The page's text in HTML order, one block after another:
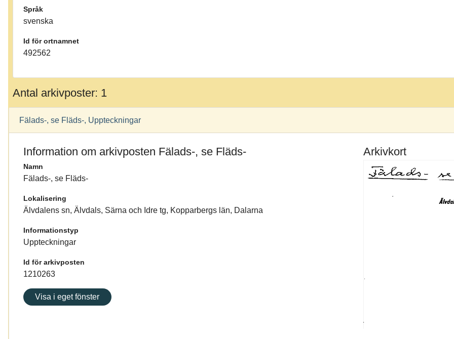
Språk
svenska
Id för ortnamnet
492562
Antal arkivposter: 1
Fälads-, se Fläds-, Uppteckningar
Information om arkivposten Fälads-, se Fläds-
Namn
Fälads-, se Fläds-
Lokalisering
Älvdalens sn, Älvdals, Särna och Idre tg, Kopparbergs län, Dalarna
Informationstyp
Uppteckningar
Id för arkivposten
1210263
Visa i eget fönster
Arkivkort